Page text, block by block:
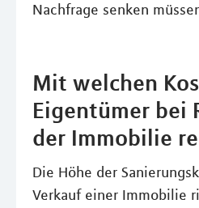
Nachfrage senken
Mit welchen
Eigentümer bei
der Immobilie
Die Höhe der
Verkauf einer Immobilie